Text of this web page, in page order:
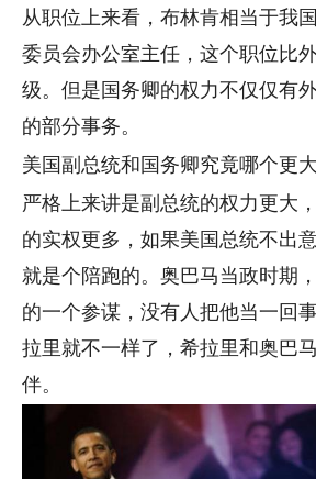
从职位上来看，布林肯相当于我
委员会办公室主任，这个职位比
级。但是国务卿的权力不仅仅有
的部分事务。
美国副总统和国务卿究竟哪个更
严格上来讲是副总统的权力更大
的实权更多，如果美国总统不出
就是个陪跑的。奥巴马当政时期
的一个参谋，没有人把他当一回
拉里就不一样了，希拉里和奥巴
伴。